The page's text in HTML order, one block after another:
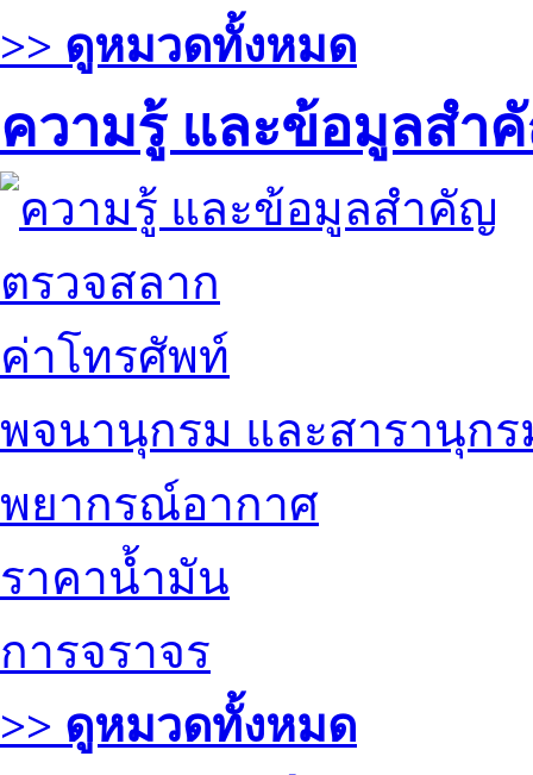
>> ดูหมวดทั้งหมด
ความรู้ และข้อมูลสำ
ตรวจสลาก
ค่าโทรศัพท์
พจนานุกรม และสารานุกร
พยากรณ์อากาศ
ราคาน้ำมัน
การจราจร
>> ดูหมวดทั้งหมด